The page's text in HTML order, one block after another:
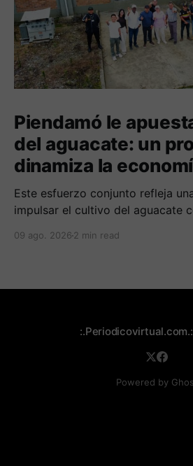
Piendamó le
del aguacate: un
dinamiza la
Este esfuerzo conjunto refleja
impulsar el cultivo del aguacate
campesinas de la región.
09 ago. 2026 2 min read
:.Periodicovirtual.com.:
Powered by